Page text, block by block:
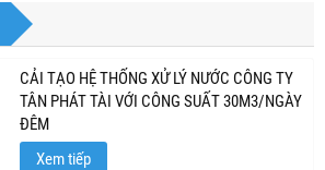
CẢI TẠO HỆ THỐNG XỬ LÝ NƯỚC CÔNG TY
TÂN PHÁT TÀI VỚI CÔNG SUẤT 30M3/NGÀY
ĐÊM
Xem tiếp